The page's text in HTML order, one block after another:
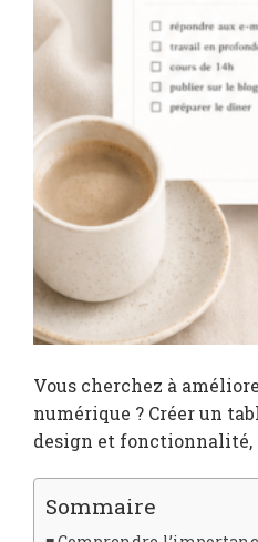
Vous cherchez à
numérique ? Créer un
design et fonctionnalité,
Sommaire